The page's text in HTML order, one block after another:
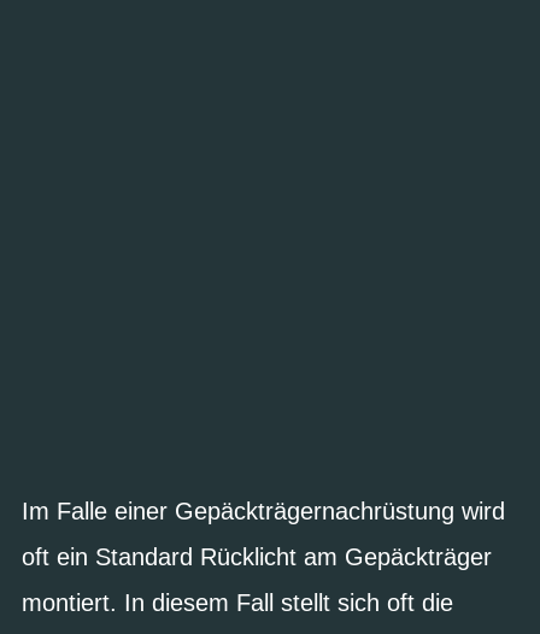
Im Falle einer Gepäckträgernachrüstung wird
oft ein Standard Rücklicht am Gepäckträger
montiert. In diesem Fall stellt sich oft die